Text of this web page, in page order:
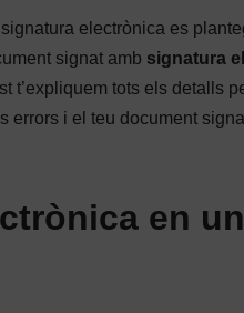
electrònica es
signat amb signatura
t’expliquem tots els detalls
errors i el teu document
en